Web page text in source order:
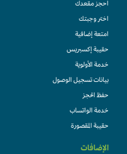
احجز مقعدك
اختر وجبتك
امتعة إضافية
حقيبة إكسبريس
خدمة الأولوية
بيانات تسجيل الوصول
حفظ الحجز
خدمة الواتساب
حقيبة المقصورة
الإضافات